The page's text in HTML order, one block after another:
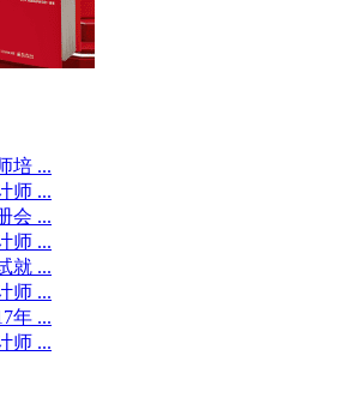
培 ...
师 ...
会 ...
师 ...
就 ...
师 ...
年 ...
师 ...